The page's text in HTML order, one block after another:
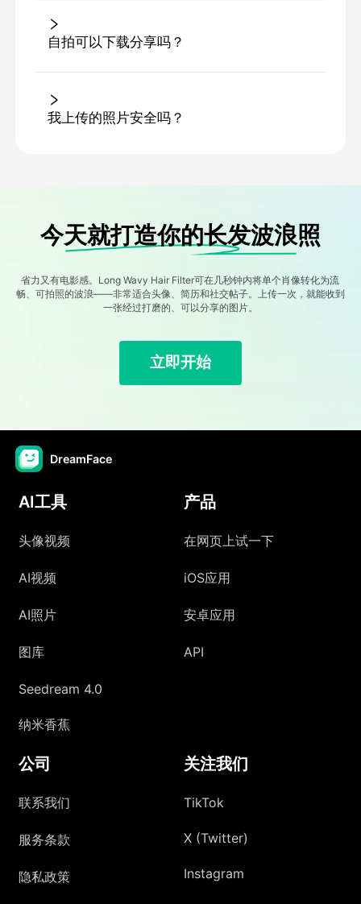
自拍可以下载分享吗？
我上传的照片安全吗？
今天就打造你的长发波浪照
省力又有电影感。Long Wavy Hair Filter可在几秒钟内将单个肖像转化为流
畅、可拍照的波浪——非常适合头像、简历和社交帖子。上传一次，就能收到
一张经过打磨的、可以分享的图片。
立即开始
DreamFace
AI工具
头像视频
AI视频
AI照片
图库
Seedream 4.0
纳米香蕉
产品
在网页上试一下
iOS应用
安卓应用
API
公司
联系我们
服务条款
隐私政策
关注我们
TikTok
X (Twitter)
Instagram